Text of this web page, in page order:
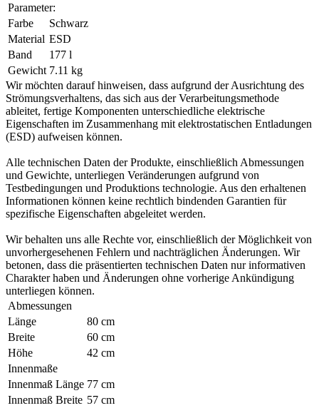
Parameter:
Farbe
Schwarz
Material ESD
Band
177 l
Gewicht 7.11 kg
Wir möchten darauf hinweisen, dass aufgrund der Ausrichtung des
Strömungsverhaltens, das sich aus der Verarbeitungsmethode
ableitet, fertige Komponenten unterschiedliche elektrische
Eigenschaften im Zusammenhang mit elektrostatischen Entladungen
(ESD) aufweisen können.
Alle technischen Daten der Produkte, einschließlich Abmessungen
und Gewichte, unterliegen Veränderungen aufgrund von
Testbedingungen und Produktions technologie. Aus den erhaltenen
Informationen können keine rechtlich bindenden Garantien für
spezifische Eigenschaften abgeleitet werden.
Wir behalten uns alle Rechte vor, einschließlich der Möglichkeit von
unvorhergesehenen Fehlern und nachträglichen Änderungen. Wir
betonen, dass die präsentierten technischen Daten nur informativen
Charakter haben und Änderungen ohne vorherige Ankündigung
unterliegen können.
Abmessungen
Länge
80 cm
Breite
60 cm
Höhe
42 cm
Innenmaße
Innenmaß Länge 77 cm
Innenmaß Breite 57 cm